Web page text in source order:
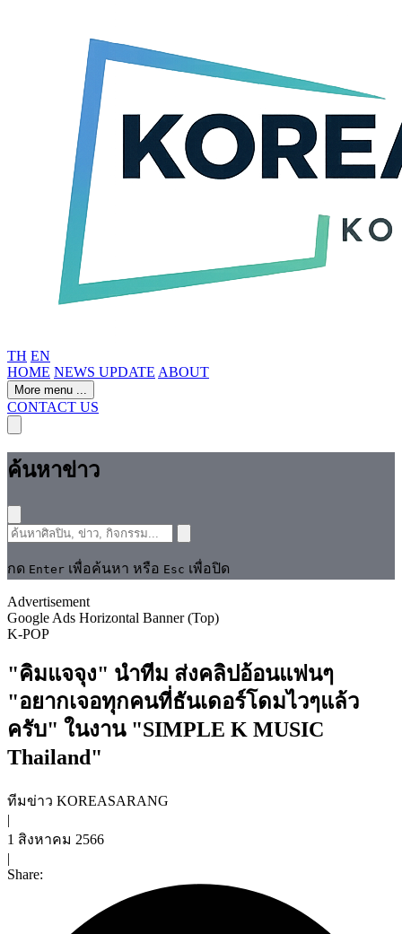
TH EN
HOME NEWS UPDATE ABOUT
More menu ...
CONTACT US
ค้นหาข่าว
กด Enter เพื่อค้นหา หรือ Esc เพื่อปิด
Advertisement
Google Ads Horizontal Banner (Top)
K-POP
"คิมแจจุง" นำทีม ส่งคลิปอ้อนแฟนๆ
"อยากเจอทุกคนที่ธันเดอร์โดมไวๆแล้ว
ครับ" ในงาน "SIMPLE K MUSIC
Thailand"
ทีมข่าว KOREASARANG
|
1 สิงหาคม 2566
|
Share: